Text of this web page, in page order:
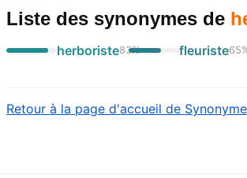
Liste des synonymes de
herboriste83% fleuriste65
Retour à la page d'accueil de